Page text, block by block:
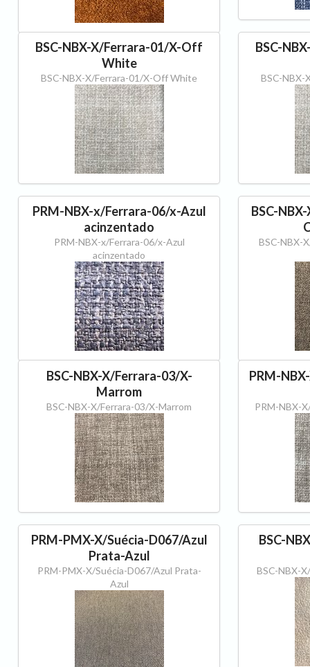
BSC-NBX-X/Ferrara-01/X-Off
White
BSC-NBX-X/Ferrara-01/X-Off White
BSC-
BSC-
PRM-NBX-x/Ferrara-06/x-Azul
acinzentado
PRM-NBX-x/Ferrara-06/x-Azul
acinzentado
BSC-
BSC-NBX-
BSC-NBX-X/Ferrara-03/X-
Marrom
BSC-NBX-X/Ferrara-03/X-Marrom
PRM-
PRM-NBX-
PRM-PMX-X/Suécia-D067/Azul
Prata-Azul
PRM-PMX-X/Suécia-D067/Azul Prata-
Azul
BSC-
BSC-NBX-